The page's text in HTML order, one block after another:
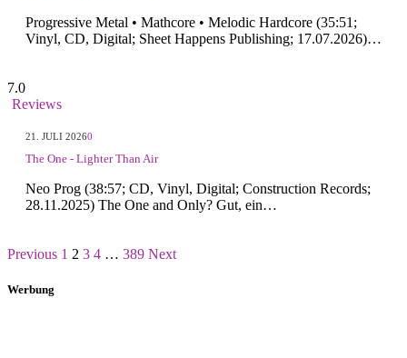
Progressive Metal • Mathcore • Melodic Hardcore (35:51;
Vinyl, CD, Digital; Sheet Happens Publishing; 17.07.2026)…
7.0
Reviews
21. JULI 20260
The One - Lighter Than Air
Neo Prog (38:57; CD, Vinyl, Digital; Construction Records;
28.11.2025) The One and Only? Gut, ein…
Previous 1 2 3 4 … 389 Next
Werbung